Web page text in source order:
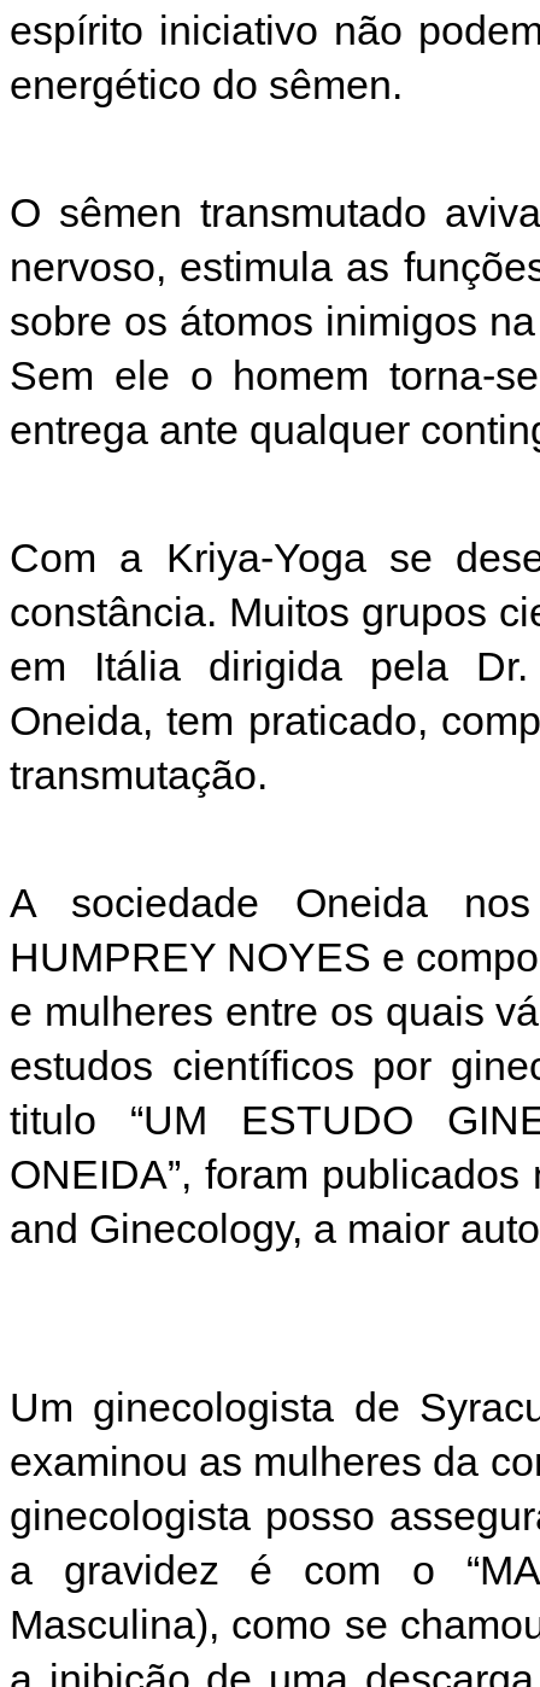
espírito iniciativo não
energético do sêmen.
O sêmen transmutado
nervoso, estimula as
sobre os átomos inimigos
Sem ele o homem torna-
entrega ante qualquer
Com a Kriya-Yoga se
constância. Muitos grupos
em Itália dirigida pela
Oneida, tem praticado,
transmutação.
A sociedade Oneida
HUMPREY NOYES e
e mulheres entre os quais
estudos científicos por
titulo “UM ESTUDO
ONEIDA”, foram
and Ginecology, a maior
Um ginecologista de
examinou as mulheres da
ginecologista posso
a gravidez é com o
Masculina), como se